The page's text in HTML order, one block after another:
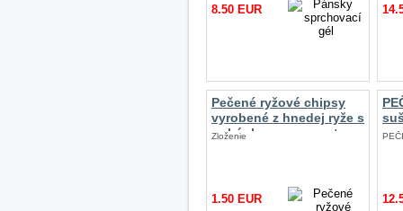
8.50 EUR
Pečené ryžové chipsy
vyrobené z hnedej ryže s
pohánkou a amarantom
Zloženie
1.50 EUR